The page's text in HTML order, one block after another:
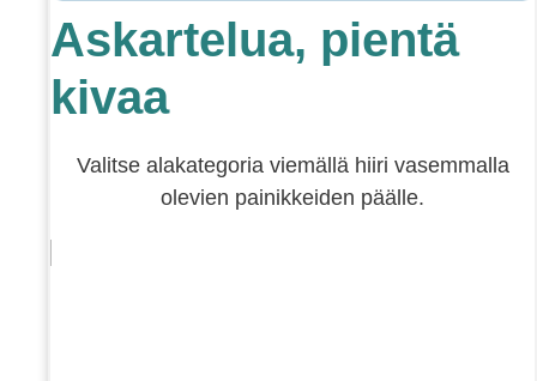
Askartelua, pientä
kivaa
Valitse alakategoria viemällä hiiri vasemmalla
olevien painikkeiden päälle.